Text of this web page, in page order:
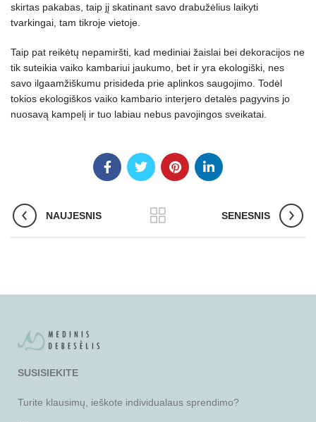
skirtas pakabas, taip jį skatinant savo drabužėlius laikyti
tvarkingai, tam tikroje vietoje.
Taip pat reikėtų nepamiršti, kad mediniai žaislai bei dekoracijos ne
tik suteikia vaiko kambariui jaukumo, bet ir yra ekologiški, nes
savo ilgaamžiškumu prisideda prie aplinkos saugojimo. Todėl
tokios ekologiškos vaiko kambario interjero detalės pagyvins jo
nuosavą kampelį ir tuo labiau nebus pavojingos sveikatai.
NAUJESNIS SENESNIS
SUSISIEKITE
Turite klausimų, ieškote individualaus sprendimo?